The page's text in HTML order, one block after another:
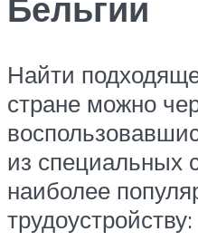
Бельгии
Найти
стране можно
из специальных
наиболее
трудоустройству: